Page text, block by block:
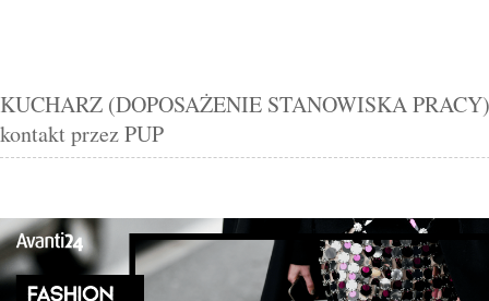
KUCHARZ (DOPOSAŻENIE STANOWISKA
kontakt przez PUP